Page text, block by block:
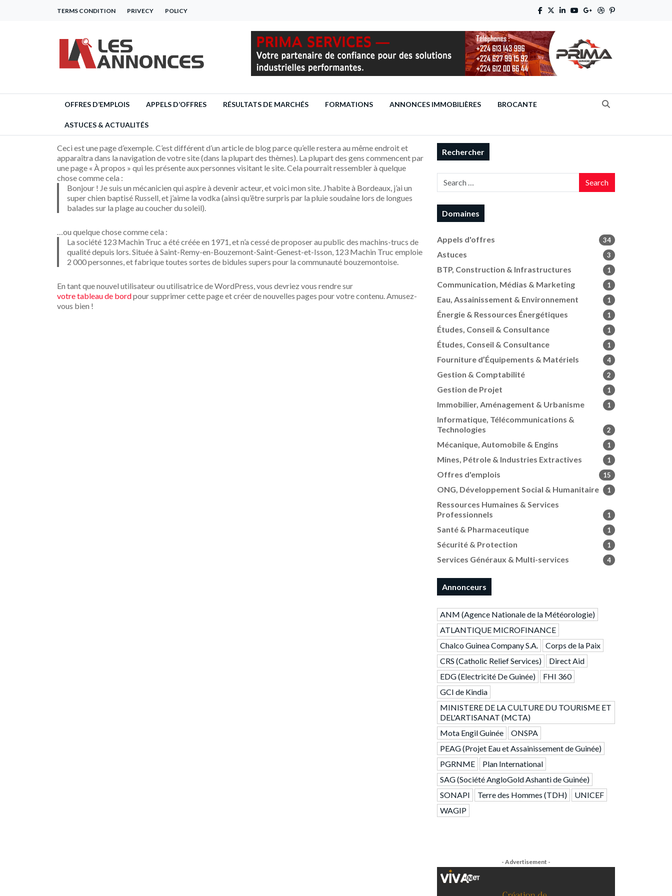
TERMS CONDITION PRIVECY POLICY
OFFRES D’EMPLOIS APPELS D’OFFRES RÉSULTATS DE MARCHÉS FORMATIONS ANNONCES IMMOBILIÈRES BROCANTE
ASTUCES & ACTUALITÉS
Ceci est une page d’exemple. C’est différent d’un article de blog parce qu’elle restera au même endroit et
apparaîtra dans la navigation de votre site (dans la plupart des thèmes). La plupart des gens commencent par
une page « À propos » qui les présente aux personnes visitant le site. Cela pourrait ressembler à quelque
chose comme cela :
Bonjour ! Je suis un mécanicien qui aspire à devenir acteur, et voici mon site. J’habite à Bordeaux, j’ai un
super chien baptisé Russell, et j’aime la vodka (ainsi qu’être surpris par la pluie soudaine lors de longues
balades sur la plage au coucher du soleil).
…ou quelque chose comme cela :
La société 123 Machin Truc a été créée en 1971, et n’a cessé de proposer au public des machins-trucs de
qualité depuis lors. Située à Saint-Remy-en-Bouzemont-Saint-Genest-et-Isson, 123 Machin Truc emploie
2 000 personnes, et fabrique toutes sortes de bidules supers pour la communauté bouzemontoise.
En tant que nouvel utilisateur ou utilisatrice de WordPress, vous devriez vous rendre sur
votre tableau de bordpour supprimer cette page et créer de nouvelles pages pour votre contenu. Amusez-
vous bien !
Rechercher
Search
Domaines
Appels d'offres 34
Astuces 3
BTP, Construction & Infrastructures 1
Communication, Médias & Marketing 1
Eau, Assainissement & Environnement 1
Énergie & Ressources Énergétiques 1
Études, Conseil & Consultance 1
Études, Conseil & Consultance 1
Fourniture d’Équipements & Matériels 4
Gestion & Comptabilité 2
Gestion de Projet 1
Immobilier, Aménagement & Urbanisme 1
Informatique, Télécommunications &
Technologies
2
Mécanique, Automobile & Engins 1
Mines, Pétrole & Industries Extractives 1
Offres d'emplois 15
ONG, Développement Social & Humanitaire 1
Ressources Humaines & Services
Professionnels
1
Santé & Pharmaceutique 1
Sécurité & Protection 1
Services Généraux & Multi-services 4
Annonceurs
ANM (Agence Nationale de la Météorologie)
ATLANTIQUE MICROFINANCE
Chalco Guinea Company S.A.
Corps de la Paix
CRS (Catholic Relief Services)
Direct Aid
EDG (Electricité De Guinée)
FHI 360
GCI de Kindia
MINISTERE DE LA CULTURE DU TOURISME ET
DEL'ARTISANAT (MCTA)
Mota Engil Guinée
ONSPA
PEAG (Projet Eau et Assainissement de Guinée)
PGRNME
Plan International
SAG (Société AngloGold Ashanti de Guinée)
SONAPI
Terre des Hommes (TDH)
UNICEF
WAGIP
- Advertisement -